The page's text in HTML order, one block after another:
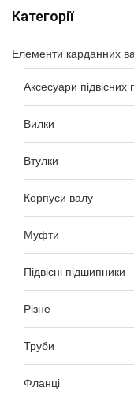
Категорії
Елементи карданних
Аксесуари підвісних
Вилки
Втулки
Корпуси валу
Муфти
Підвісні підшипники
Різне
Труби
Фланці